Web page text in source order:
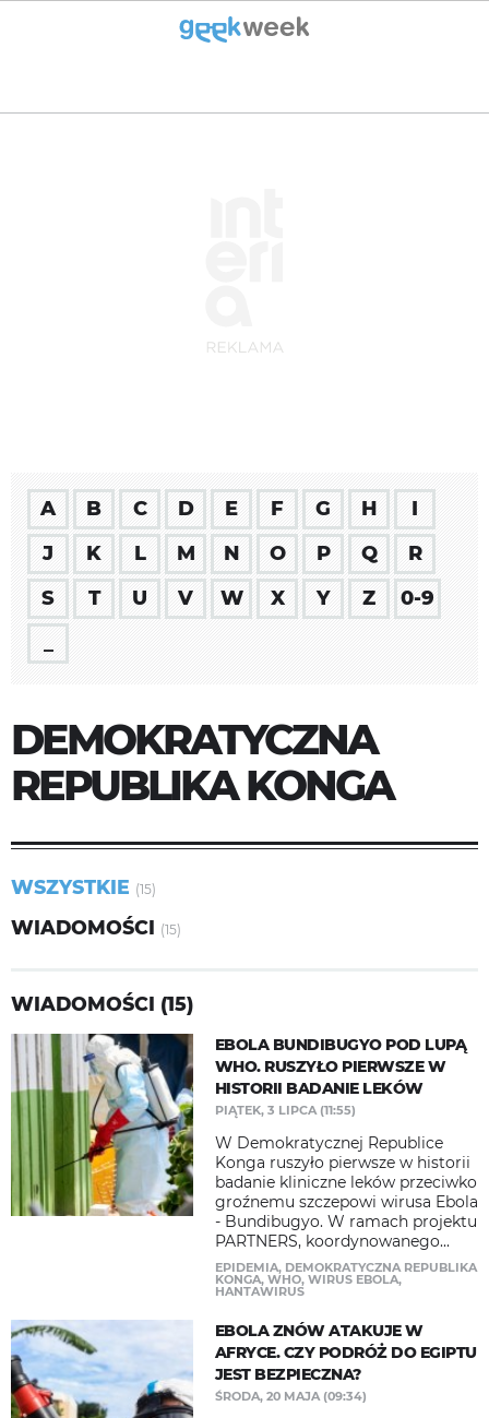
A B C D E F G H
I
J
K L M N O P Q
R
S
T U V W X Y Z
0-9
DEMOKRATYCZNA
REPUBLIKA KONGA
WSZYSTKIE (15)
WIADOMOŚCI (15)
WIADOMOŚCI (15)
EBOLA BUNDIBUGYO POD LUPĄ
WHO. RUSZYŁO PIERWSZE W
HISTORII BADANIE LEKÓW
PIĄTEK, 3 LIPCA (11:55)
W Demokratycznej Republice
Konga ruszyło pierwsze w historii
badanie kliniczne leków przeciwko
groźnemu szczepowi wirusa Ebola
- Bundibugyo. W ramach projektu
PARTNERS, koordynowanego...
EPIDEMIA, DEMOKRATYCZNA REPUBLIKA
KONGA, WHO, WIRUS EBOLA,
HANTAWIRUS
EBOLA ZNÓW ATAKUJE W
AFRYCE. CZY PODRÓŻ DO EGIPTU
JEST BEZPIECZNA?
ŚRODA, 20 MAJA (09:34)